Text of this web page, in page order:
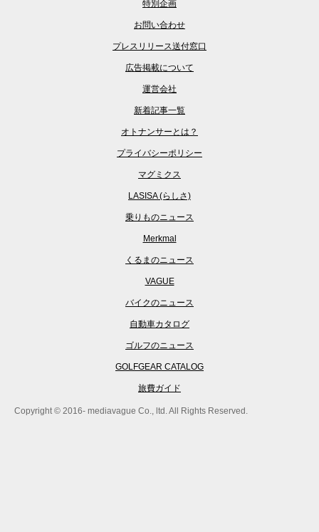
特別企画
お問い合わせ
プレスリリース送付窓口
広告掲載について
運営会社
新着記事一覧
オトナンサーとは？
プライバシーポリシー
マグミクス
LASISA (らしさ)
乗りものニュース
Merkmal
くるまのニュース
VAGUE
バイクのニュース
自動車カタログ
ゴルフのニュース
GOLFGEAR CATALOG
旅費ガイド
Copyright © 2016- mediavague Co., ltd. All Rights Reserved.